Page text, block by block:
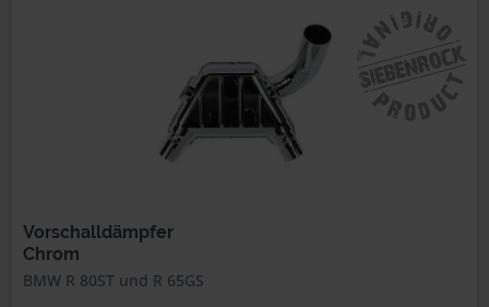
Vorschalldämpfer
Chrom
BMW R 80ST und R 65GS